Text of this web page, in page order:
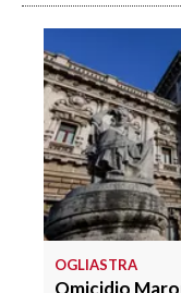
PUBBLICITÀ
SPIAGGE
STORE
OGLIASTRA
Omicidio